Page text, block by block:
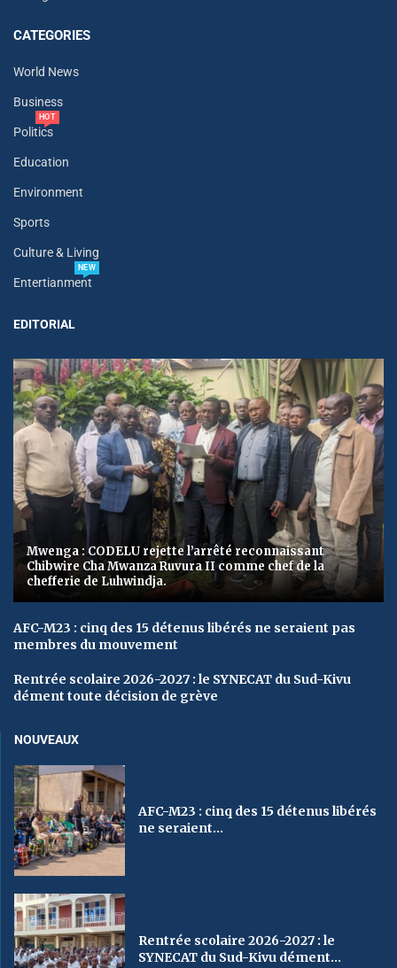
CATEGORIES
World News
Business
Politics
HOT
Education
Environment
Sports
Culture & Living
Entertianment
NEW
EDITORIAL
Mwenga : CODELU rejette l’arrêté reconnaissant
Chibwire Cha Mwanza Ruvura II comme chef de la
chefferie de Luhwindja.
AFC-M23 : cinq des 15 détenus libérés ne seraient pas
membres du mouvement
Rentrée scolaire 2026-2027 : le SYNECAT du Sud-Kivu
dément toute décision de grève
NOUVEAUX
AFC-M23 : cinq des 15 détenus libérés
ne seraient...
Rentrée scolaire 2026-2027 : le
SYNECAT du Sud-Kivu dément...